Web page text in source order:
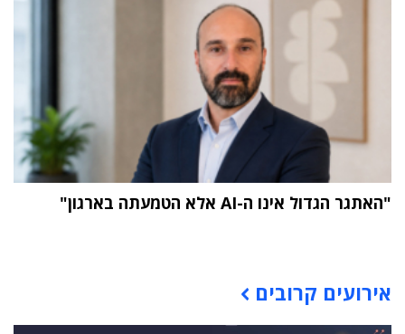
"האתגר הגדול אינו ה-AI אלא הטמעתה בארגון"
אירועים קרובים